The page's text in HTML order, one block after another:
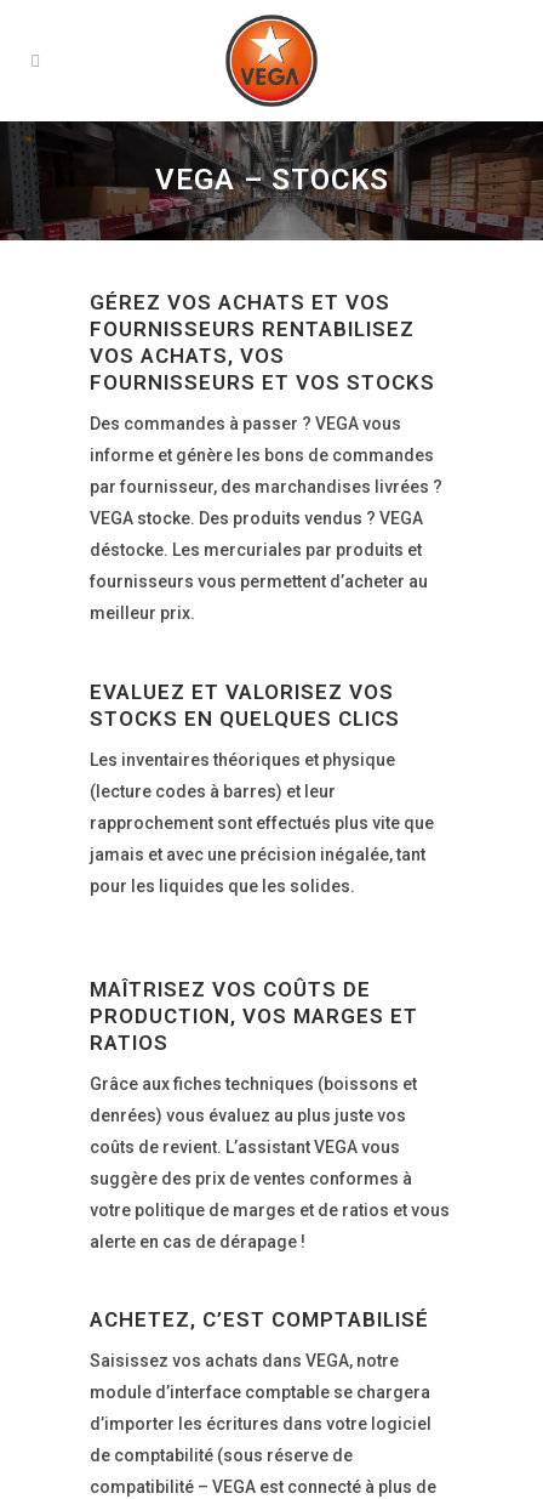
VEGA – STOCKS
GÉREZ VOS ACHATS ET VOS
FOURNISSEURS RENTABILISEZ
VOS ACHATS, VOS
FOURNISSEURS ET VOS STOCKS
Des commandes à passer ? VEGA vous
informe et génère les bons de commandes
par fournisseur, des marchandises livrées ?
VEGA stocke. Des produits vendus ? VEGA
déstocke. Les mercuriales par produits et
fournisseurs vous permettent d’acheter au
meilleur prix.
EVALUEZ ET VALORISEZ VOS
STOCKS EN QUELQUES CLICS
Les inventaires théoriques et physique
(lecture codes à barres) et leur
rapprochement sont effectués plus vite que
jamais et avec une précision inégalée, tant
pour les liquides que les solides.
MAÎTRISEZ VOS COÛTS DE
PRODUCTION, VOS MARGES ET
RATIOS
Grâce aux fiches techniques (boissons et
denrées) vous évaluez au plus juste vos
coûts de revient. L’assistant VEGA vous
suggère des prix de ventes conformes à
votre politique de marges et de ratios et vous
alerte en cas de dérapage !
ACHETEZ, C’EST COMPTABILISÉ
Saisissez vos achats dans VEGA, notre
module d’interface comptable se chargera
d’importer les écritures dans votre logiciel
de comptabilité (sous réserve de
compatibilité – VEGA est connecté à plus de